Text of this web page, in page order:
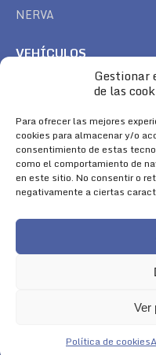
Gestionar
de las
Para ofrecer las mejores
cookies para almacenar y/o
consentimiento de estas
como el comportamiento de
en este sitio. No consentir o
negativamente a ciertas
Ver
Política de cookies
NERVA
VEHÍCULOS
TREK
SÍGUENOS
Encuéntranos en:
Facebook
page
YouTube
page
Instagram
page